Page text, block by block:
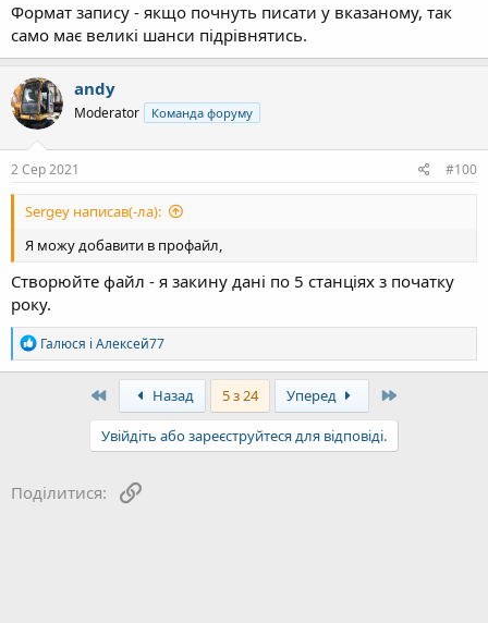
Формат запису - якщо почнуть писати у вказаному, так
само має великі шанси підрівнятись.
andy
Moderator Команда форуму
2 Сер 2021 #100
Sergey написав(-ла):
Я можу добавити в профайл,
Створюйте файл - я закину дані по 5 станціях з початку
року.
Р
е
а
Галюся і Алексей77
First Назад 5 з 24 Уперед
Увійдіть або зареєструйтеся для відповіді.
Поділитися: